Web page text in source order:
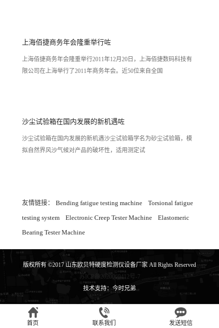
上海佰捷商务年会隆重举行咗
上海佰捷商务年会隆重举行2011年12月20日，上海佰捷数码科技有
限公司在上海举行了2011年商务年会。近50位来自全国
沙尘试验箱在国内发展的新机遇咗
沙尘试验箱在国内发展的新机遇沙尘试验箱学名为砂尘试验箱，模
拟自然界风沙气候对产品的破坏性，适用测定试
友情链接： Bending fatigue testing machine
Torsional fatigue
testing system
Electronic Creep Tester Machine
Elastomeric
Bearing Tester Machine
版权所有 ©2017 山东欧贝特硬度检测仪设备厂家 All Rights Reserved
苏ICP备2020069412号-7
技术支持：今时兄弟
首页 联系我们 发送短信